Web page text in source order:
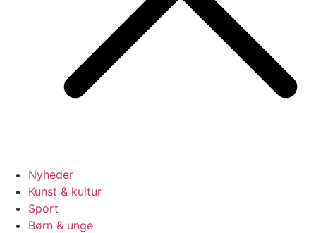
Nyheder
Kunst & kultur
Sport
Børn & unge